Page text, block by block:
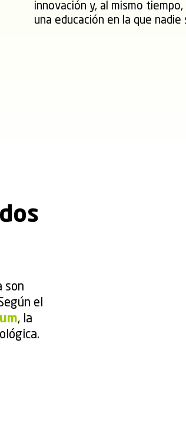
innovación y, al mismo
una educación en la que nadie
son
el
, la